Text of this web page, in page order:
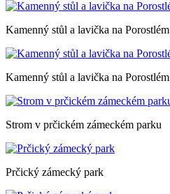
Kamenný stůl a lavička na Porostlém
Kamenný stůl a lavička na Porostlém
Strom v prčickém zámeckém parku
Prčický zámecký park